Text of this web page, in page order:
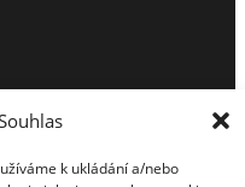
k ukládání a/nebo